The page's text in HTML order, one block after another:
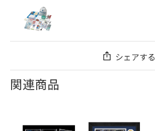
シェアする
関連商品